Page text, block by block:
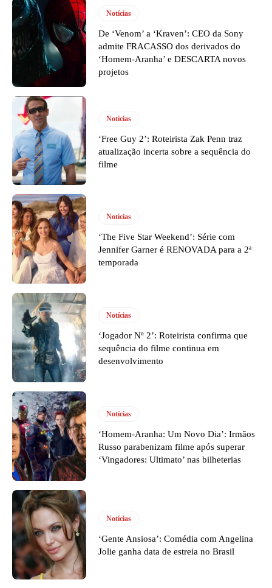
Notícias
De ‘Venom’ a ‘Kraven’: CEO da Sony
admite FRACASSO dos derivados do
‘Homem-Aranha’ e DESCARTA novos
projetos
Notícias
‘Free Guy 2’: Roteirista Zak Penn traz
atualização incerta sobre a sequência do
filme
Notícias
‘The Five Star Weekend’: Série com
Jennifer Garner é RENOVADA para a 2ª
temporada
Notícias
‘Jogador Nº 2’: Roteirista confirma que
sequência do filme continua em
desenvolvimento
Notícias
‘Homem-Aranha: Um Novo Dia’: Irmãos
Russo parabenizam filme após superar
‘Vingadores: Ultimato’ nas bilheterias
Notícias
‘Gente Ansiosa’: Comédia com Angelina
Jolie ganha data de estreia no Brasil